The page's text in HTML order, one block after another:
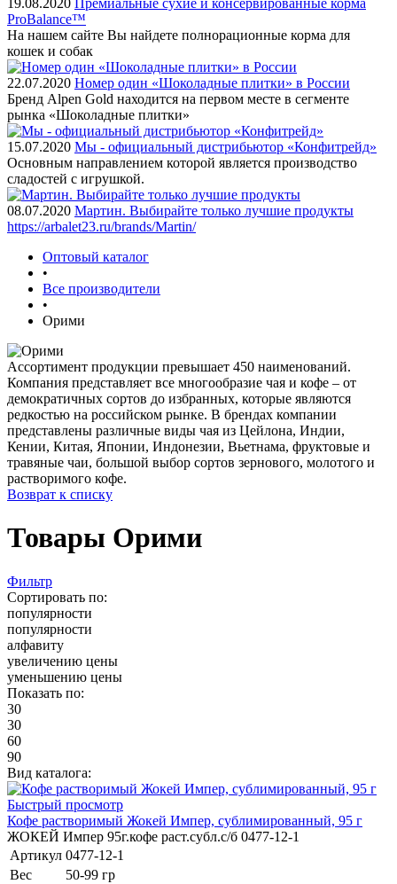
19.08.2020 Премиальные сухие и консервированные корма
ProBalance™
На нашем сайте Вы найдете полнорационные корма для
кошек и собак
22.07.2020 Номер один «Шоколадные плитки» в России
Бренд Alpen Gold находится на первом месте в сегменте
рынка «Шоколадные плитки»
15.07.2020 Мы - официальный дистрибьютор «Конфитрейд»
Основным направлением которой является производство
сладостей с игрушкой.
08.07.2020 Мартин. Выбирайте только лучшие продукты
https://arbalet23.ru/brands/Martin/
Оптовый каталог
•
Все производители
•
Орими
Ассортимент продукции превышает 450 наименований.
Компания представляет все многообразие чая и кофе – от
демократичных сортов до избранных, которые являются
редкостью на российском рынке. В брендах компании
представлены различные виды чая из Цейлона, Индии,
Кении, Китая, Японии, Индонезии, Вьетнама, фруктовые и
травяные чаи, большой выбор сортов зернового, молотого и
растворимого кофе.
Возврат к списку
Товары Орими
Фильтр
Сортировать по:
популярности
популярности
алфавиту
увеличению цены
уменьшению цены
Показать по:
30
30
60
90
Вид каталога:
Быстрый просмотр
Кофе растворимый Жокей Импер, сублимированный, 95 г
ЖОКЕЙ Импер 95г.кофе раст.субл.с/б 0477-12-1
Артикул 0477-12-1
Вес
50-99 гр